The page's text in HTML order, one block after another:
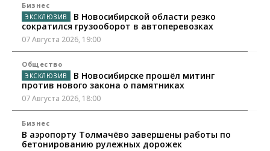
Бизнес
В Новосибирской области резко
сократился грузооборот в автоперевозках
07 Августа 2026, 19:00
Общество
В Новосибирске прошёл митинг
против нового закона о памятниках
07 Августа 2026, 18:00
Бизнес
В аэропорту Толмачёво завершены работы по
бетонированию рулежных дорожек